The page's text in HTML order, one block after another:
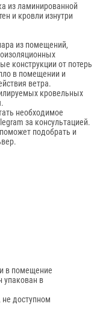
из ламинированной
и кровли изнутри
из помещений,
конструкции от потерь
в помещении и
ветра.
кровельных
необходимое
за консультацией.
подобрать и
в помещение
упакован в
доступном